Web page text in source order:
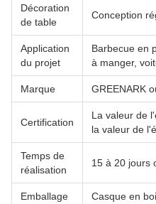
Décoration
de table
Conception
Application
du projet
Barbecue en
à manger,
Marque GREENARK
Certification
La valeur de
la valeur de
Temps de
réalisation
15 à 20 jours
Emballage Casque en